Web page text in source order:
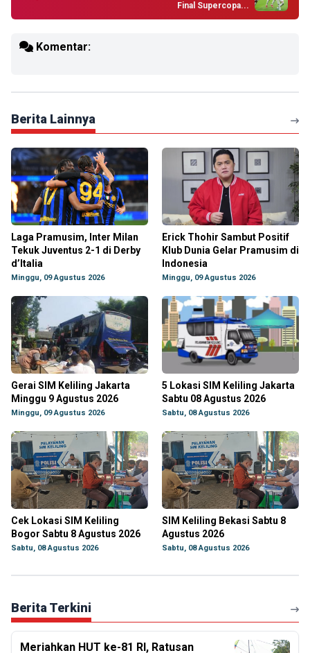
Final Supercopa...
Komentar:
Berita Lainnya
Laga Pramusim, Inter Milan
Tekuk Juventus 2-1 di Derby
d’Italia
Minggu, 09 Agustus 2026
Erick Thohir Sambut Positif
Klub Dunia Gelar Pramusim di
Indonesia
Minggu, 09 Agustus 2026
Gerai SIM Keliling Jakarta
Minggu 9 Agustus 2026
Minggu, 09 Agustus 2026
5 Lokasi SIM Keliling Jakarta
Sabtu 08 Agustus 2026
Sabtu, 08 Agustus 2026
Cek Lokasi SIM Keliling
Bogor Sabtu 8 Agustus 2026
Sabtu, 08 Agustus 2026
SIM Keliling Bekasi Sabtu 8
Agustus 2026
Sabtu, 08 Agustus 2026
Berita Terkini
Meriahkan HUT ke-81 RI, Ratusan